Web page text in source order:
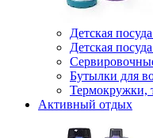
Детская
Детская
Бутылки для
Термокружки,
Активный отдых